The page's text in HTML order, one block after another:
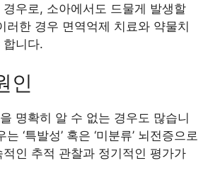
우로, 소아에서도 드물게 발생할
러한 경우 면역억제 치료와 약물치
합니다.
인
명확히 알 수 없는 경우도 많습니
‘특발성’ 혹은 ‘미분류’ 뇌전증으로
인 추적 관찰과 정기적인 평가가